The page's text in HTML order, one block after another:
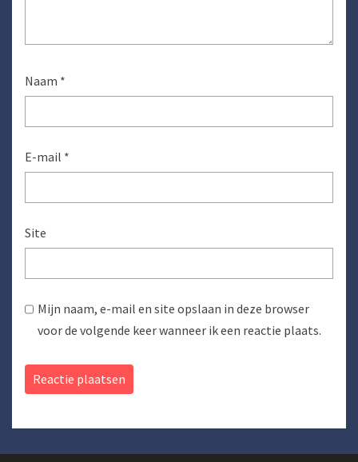
Naam *
E-mail *
Site
Mijn naam, e-mail en site opslaan in deze browser
voor de volgende keer wanneer ik een reactie plaats.